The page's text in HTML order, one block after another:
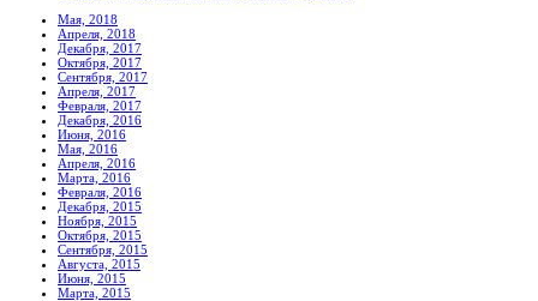
Мая, 2018
Апреля, 2018
Декабря, 2017
Октября, 2017
Сентября, 2017
Апреля, 2017
Февраля, 2017
Декабря, 2016
Июня, 2016
Мая, 2016
Апреля, 2016
Марта, 2016
Февраля, 2016
Декабря, 2015
Ноября, 2015
Октября, 2015
Сентября, 2015
Августа, 2015
Июня, 2015
Марта, 2015